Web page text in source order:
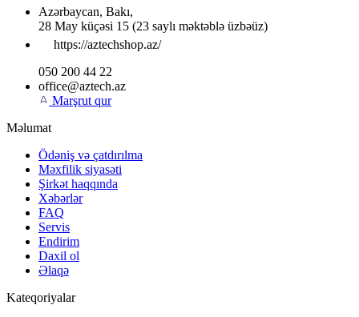
Azərbaycan, Bakı,
28 May küçəsi 15 (23 saylı məktəblə üzbəüz)
https://aztechshop.az/
050 200 44 22
office@aztech.az
Marşrut qur
Məlumat
Ödəniş və çatdırılma
Məxfilik siyasəti
Şirkət haqqında
Xəbərlər
FAQ
Servis
Endirim
Daxil ol
Əlaqə
Kateqoriyalar